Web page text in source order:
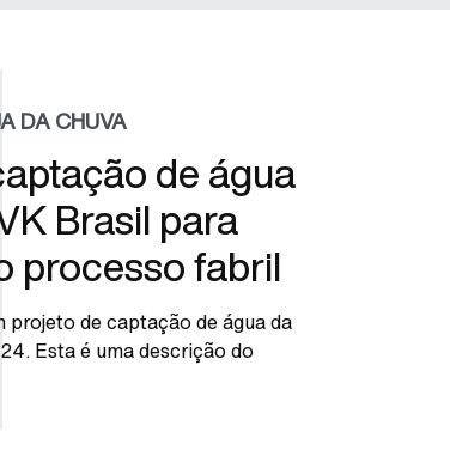
DA CHUVA
de água
Brasil para
processo fabril
projeto de captação de água da
Esta é uma descrição do